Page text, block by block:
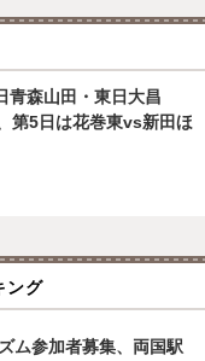
青森山田・東日大昌
第5日は花巻東vs新田ほ
ング
ム参加者募集、両国駅